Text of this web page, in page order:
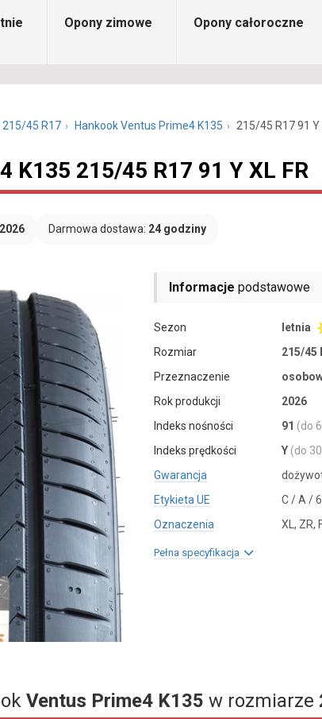
Opony zimowe Opony całoroczne
215/45 R17 Hankook Ventus Prime4 K135 215/45 R17 91 Y
K135 215/45 R17 91 Y XL FR
2026 Darmowa dostawa: 24 godziny
Informacje podstawowe
Sezon
letnia
Rozmiar
215/45
Przeznaczenie
Rok produkcji
2026
Indeks nośności
91 (do
Indeks prędkości
Y (do
Gwarancja
Etykieta UE
C / A /
Oznaczenia
XL, ZR,
Pełna specyfikacja
Ventus Prime4 K135 w rozmiarze